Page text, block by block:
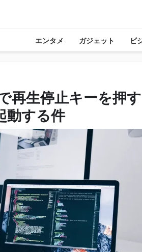
エンタメ ガジェット ビ
再生停止キーを押
動する件